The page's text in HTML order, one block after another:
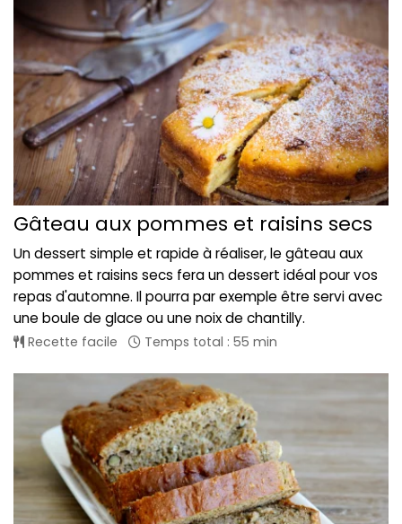
Gâteau aux pommes et raisins secs
Un dessert simple et rapide à réaliser, le gâteau aux
pommes et raisins secs fera un dessert idéal pour vos
repas d'automne. Il pourra par exemple être servi avec
une boule de glace ou une noix de chantilly.
Recette facile Temps total : 55 min